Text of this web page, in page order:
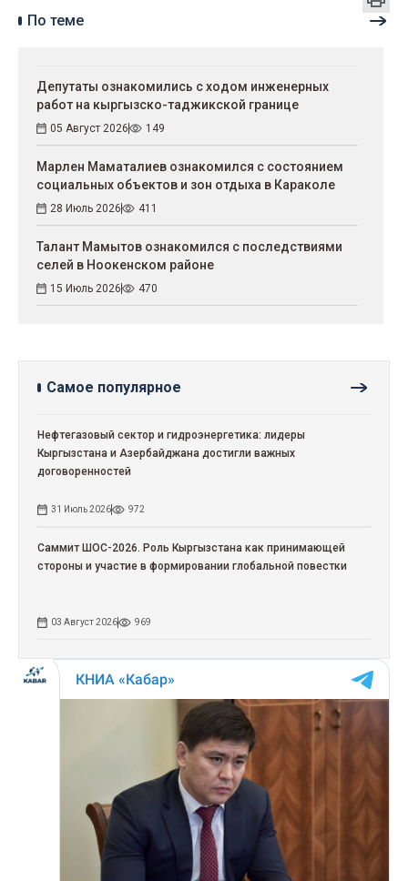
По теме
Депутаты ознакомились с ходом инженерных
работ на кыргызско-таджикской границе
05 Август 2026 149
Марлен Маматалиев ознакомился с состоянием
социальных объектов и зон отдыха в Караколе
28 Июль 2026 411
Талант Мамытов ознакомился с последствиями
селей в Ноокенском районе
15 Июль 2026 470
Самое популярное
Нефтегазовый сектор и гидроэнергетика: лидеры
Кыргызстана и Азербайджана достигли важных
договоренностей
31 Июль 2026 972
Саммит ШОС-2026. Роль Кыргызстана как принимающей
стороны и участие в формировании глобальной повестки
03 Август 2026 969